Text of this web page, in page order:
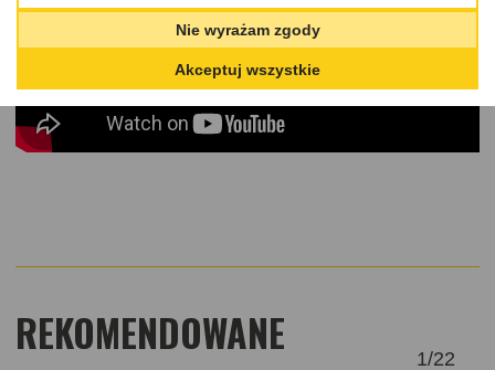
REKOMENDOWANE
1/22
Nie wyrażam zgody
Akceptuj wszystkie